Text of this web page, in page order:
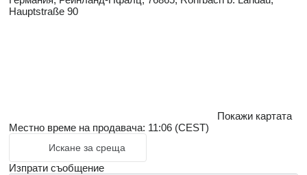
Hauptstraße 90
Покажи картата
Местно време на продавача: 11:06 (CEST)
Искане за среща
Изпрати съобщение